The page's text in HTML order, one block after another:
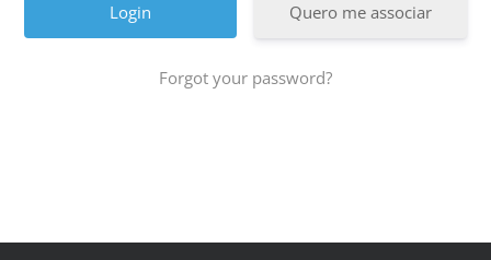
Quero me associar
Forgot your password?